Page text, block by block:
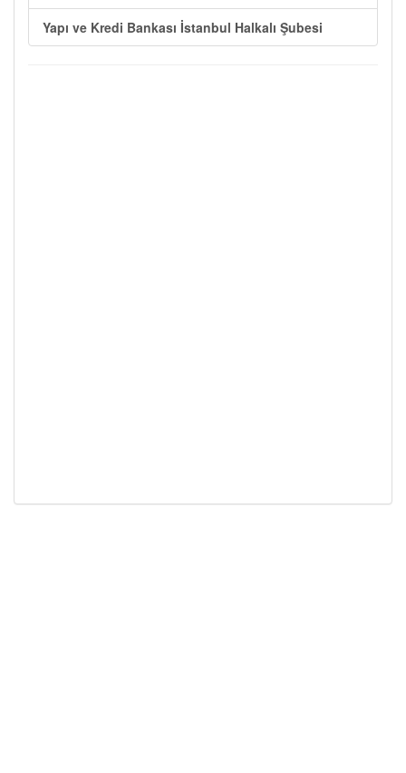
Yapı ve Kredi Bankası İstanbul Halkalı Şubesi